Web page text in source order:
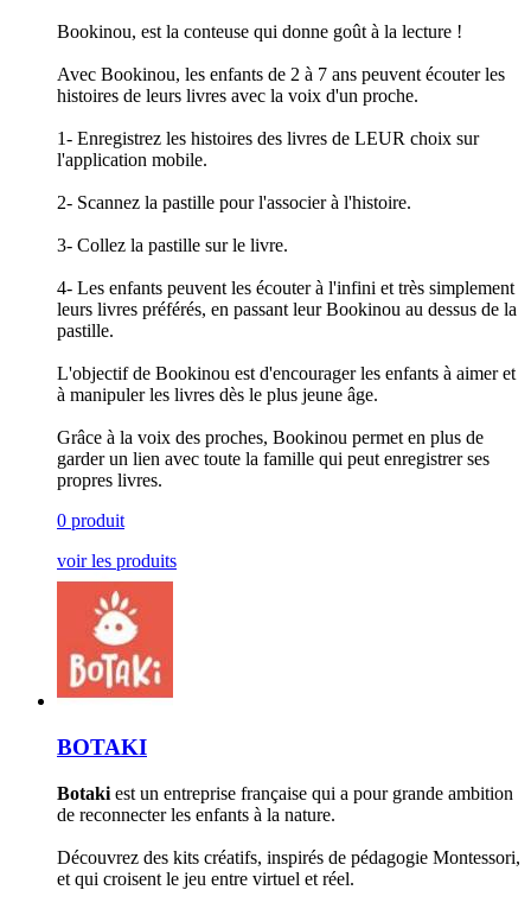
Bookinou, est la conteuse qui donne goût à la lecture !
Avec Bookinou, les enfants de 2 à 7 ans peuvent écouter les
histoires de leurs livres avec la voix d'un proche.
1- Enregistrez les histoires des livres de LEUR choix sur
l'application mobile.
2- Scannez la pastille pour l'associer à l'histoire.
3- Collez la pastille sur le livre.
4- Les enfants peuvent les écouter à l'infini et très simplement
leurs livres préférés, en passant leur Bookinou au dessus de la
pastille.
L'objectif de Bookinou est d'encourager les enfants à aimer et
à manipuler les livres dès le plus jeune âge.
Grâce à la voix des proches, Bookinou permet en plus de
garder un lien avec toute la famille qui peut enregistrer ses
propres livres.
0 produit
voir les produits
BOTAKI
Botaki est un entreprise française qui a pour grande ambition
de reconnecter les enfants à la nature.
Découvrez des kits créatifs, inspirés de pédagogie Montessori,
et qui croisent le jeu entre virtuel et réel.